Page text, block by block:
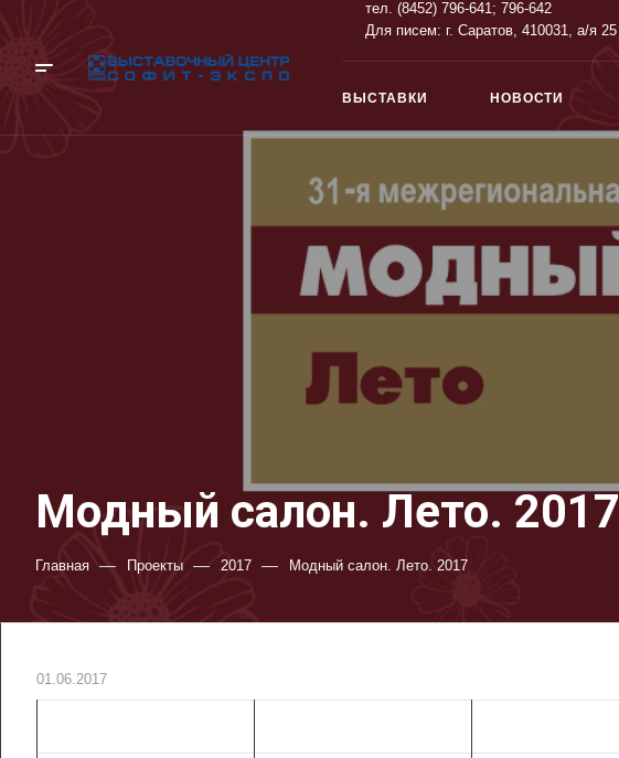
тел. (8452) 796-641; 796-642
Для писем: г. Саратов, 410031, а/я 25
ВЫСТАВКИ НОВОСТИ
Модный салон. Лето. 2017
Главная — Проекты — 2017 — Модный салон. Лето. 2017
01.06.2017